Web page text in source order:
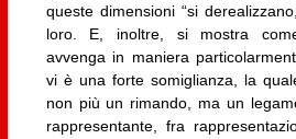
queste dimensioni “si
loro. E, inoltre, si mostra
avvenga in maniera
vi è una forte somiglianza, la
non più un rimando, ma un
rappresentante, fra